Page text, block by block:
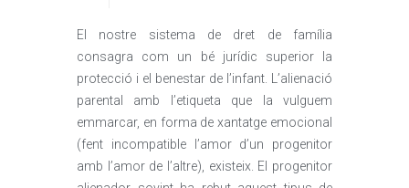
El nostre sistema de dret de família
consagra com un bé jurídic superior la
protecció i el benestar de l’infant. L’alienació
parental amb l’etiqueta que la vulguem
emmarcar, en forma de xantatge emocional
(fent incompatible l’amor d’un progenitor
amb l’amor de l’altre), existeix. El progenitor